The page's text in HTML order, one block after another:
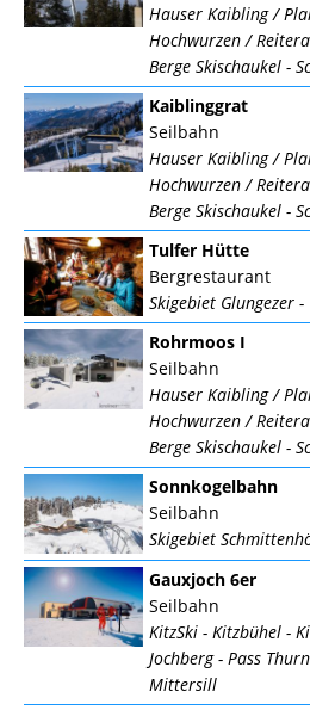
Hauser Kaibling /
Hochwurzen /
Berge Skischaukel -
Kaiblinggrat
Seilbahn
Hauser Kaibling /
Hochwurzen /
Berge Skischaukel -
Tulfer Hütte
Bergrestaurant
Skigebiet Glungezer -
Rohrmoos I
Seilbahn
Hauser Kaibling /
Hochwurzen /
Berge Skischaukel -
Sonnkogelbahn
Seilbahn
Skigebiet
Gauxjoch 6er
Seilbahn
KitzSki - Kitzbühel -
Jochberg - Pass
Mittersill